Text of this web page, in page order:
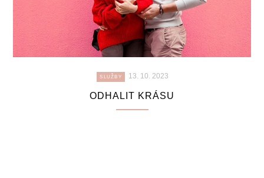
SLUŽBY 13. 10. 2023
ODHALIT KRÁSU